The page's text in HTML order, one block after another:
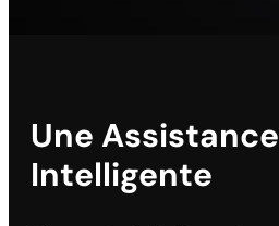
Une Assistance
Intelligente